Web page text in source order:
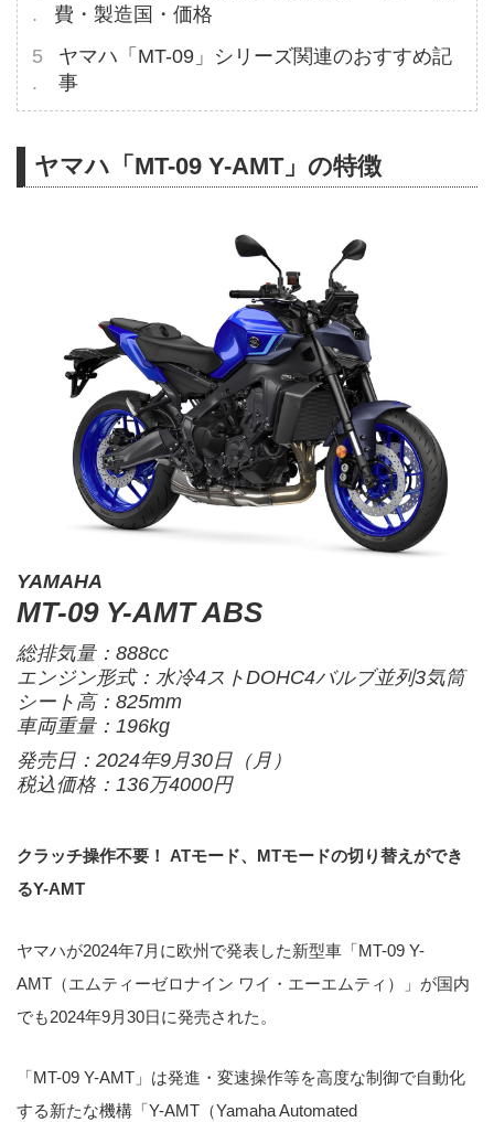
費・製造国・価格
ヤマハ「MT-09」シリーズ関連のおすすめ記
事
ヤマハ「MT-09 Y-AMT」の特徴
YAMAHA
MT-09 Y-AMT ABS
総排気量：888cc
エンジン形式：水冷4ストDOHC4バルブ並列3気筒
シート高：825mm
車両重量：196kg
発売日：2024年9月30日（月）
税込価格：136万4000円
クラッチ操作不要！ ATモード、MTモードの切り替えができ
るY-AMT
ヤマハが2024年7月に欧州で発表した新型車「MT-09 Y-
AMT（エムティーゼロナイン ワイ・エーエムティ）」が国内
でも2024年9月30日に発売された。
「MT-09 Y-AMT」は発進・変速操作等を高度な制御で自動化
する新たな機構「Y-AMT（Yamaha Automated